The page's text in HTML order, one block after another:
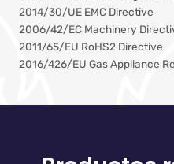
2014/30/UE EMC Directive
2006/42/EC Machinery
2011/65/EU RoHS2 Directive
2016/426/EU Gas Appliance